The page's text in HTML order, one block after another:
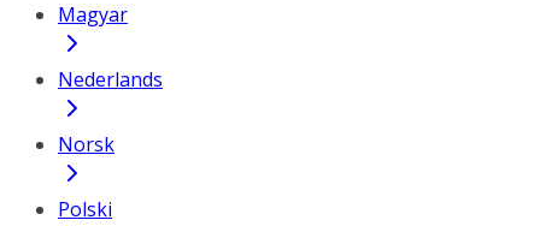
Magyar
Nederlands
Norsk
Polski